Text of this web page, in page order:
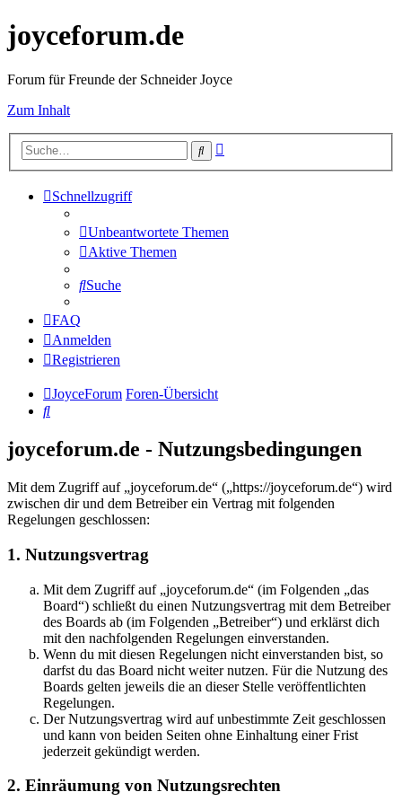
joyceforum.de
Forum für Freunde der Schneider Joyce
Zum Inhalt
Suche
Schnellzugriff
Unbeantwortete Themen
Aktive Themen
Suche
FAQ
Anmelden
Registrieren
JoyceForum Foren-Übersicht
Suche
joyceforum.de - Nutzungsbedingungen
Mit dem Zugriff auf „joyceforum.de“ („https://joyceforum.de“) wird
zwischen dir und dem Betreiber ein Vertrag mit folgenden
Regelungen geschlossen:
1. Nutzungsvertrag
Mit dem Zugriff auf „joyceforum.de“ (im Folgenden „das
Board“) schließt du einen Nutzungsvertrag mit dem Betreiber
des Boards ab (im Folgenden „Betreiber“) und erklärst dich
mit den nachfolgenden Regelungen einverstanden.
Wenn du mit diesen Regelungen nicht einverstanden bist, so
darfst du das Board nicht weiter nutzen. Für die Nutzung des
Boards gelten jeweils die an dieser Stelle veröffentlichten
Regelungen.
Der Nutzungsvertrag wird auf unbestimmte Zeit geschlossen
und kann von beiden Seiten ohne Einhaltung einer Frist
jederzeit gekündigt werden.
2. Einräumung von Nutzungsrechten